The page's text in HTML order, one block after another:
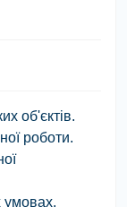
об'єктів.
роботи.
умовах.